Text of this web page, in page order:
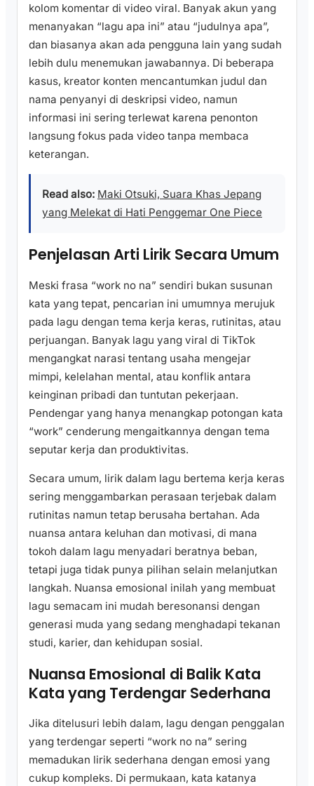
kolom komentar di video viral. Banyak akun yang
menanyakan “lagu apa ini” atau “judulnya apa”,
dan biasanya akan ada pengguna lain yang sudah
lebih dulu menemukan jawabannya. Di beberapa
kasus, kreator konten mencantumkan judul dan
nama penyanyi di deskripsi video, namun
informasi ini sering terlewat karena penonton
langsung fokus pada video tanpa membaca
keterangan.
Read also: Maki Otsuki, Suara Khas Jepang
yang Melekat di Hati Penggemar One Piece
Penjelasan Arti Lirik Secara Umum
Meski frasa “work no na” sendiri bukan susunan
kata yang tepat, pencarian ini umumnya merujuk
pada lagu dengan tema kerja keras, rutinitas, atau
perjuangan. Banyak lagu yang viral di TikTok
mengangkat narasi tentang usaha mengejar
mimpi, kelelahan mental, atau konflik antara
keinginan pribadi dan tuntutan pekerjaan.
Pendengar yang hanya menangkap potongan kata
“work” cenderung mengaitkannya dengan tema
seputar kerja dan produktivitas.
Secara umum, lirik dalam lagu bertema kerja keras
sering menggambarkan perasaan terjebak dalam
rutinitas namun tetap berusaha bertahan. Ada
nuansa antara keluhan dan motivasi, di mana
tokoh dalam lagu menyadari beratnya beban,
tetapi juga tidak punya pilihan selain melanjutkan
langkah. Nuansa emosional inilah yang membuat
lagu semacam ini mudah beresonansi dengan
generasi muda yang sedang menghadapi tekanan
studi, karier, dan kehidupan sosial.
Nuansa Emosional di Balik Kata
Kata yang Terdengar Sederhana
Jika ditelusuri lebih dalam, lagu dengan penggalan
yang terdengar seperti “work no na” sering
memadukan lirik sederhana dengan emosi yang
cukup kompleks. Di permukaan, kata katanya